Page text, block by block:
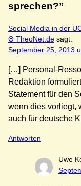
sprechen?”
Social Media in der
Θ TheoNet.de sagt:
September 25, 2013
[…] Personal-
Redaktion
Statement für den
wenn dies vorliegt,
auch für deutsche
Antworten
Uwe